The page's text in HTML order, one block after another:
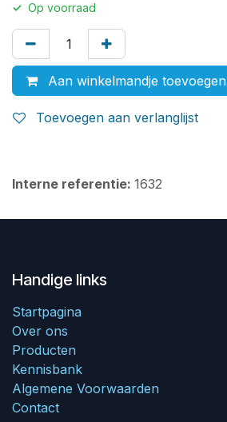
✓ Op voorraad
Aan winkelmandje toevoegen
Toevoegen aan verlanglijst
Interne referentie: 1632
Handige links
Startpagina
Over ons
Producten
Kennisbank
Algemene Voorwaarden
Contact